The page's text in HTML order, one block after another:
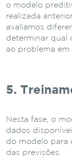
o modelo
realizada
avaliamos
determinar qual
ao problema em
5.
Nesta fase, o
dados
do modelo para
das previsões.